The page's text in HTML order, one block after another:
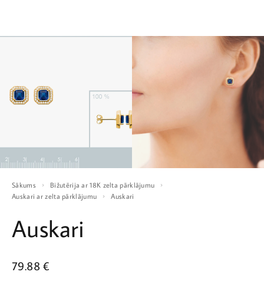
Sākums
Bižutērija ar 18K zelta pārklājumu
Auskari ar zelta pārklājumu
Auskari
Auskari
79.88€